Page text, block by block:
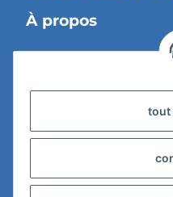
À propos
Informations sur
Conditions
tout